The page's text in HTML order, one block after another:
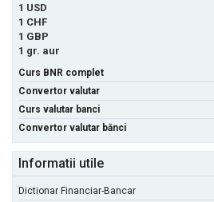
1 USD
1 CHF
1 GBP
1 gr. aur
Curs BNR complet
Convertor valutar
Curs valutar banci
Convertor valutar bănci
Informatii utile
Dictionar Financiar-Bancar